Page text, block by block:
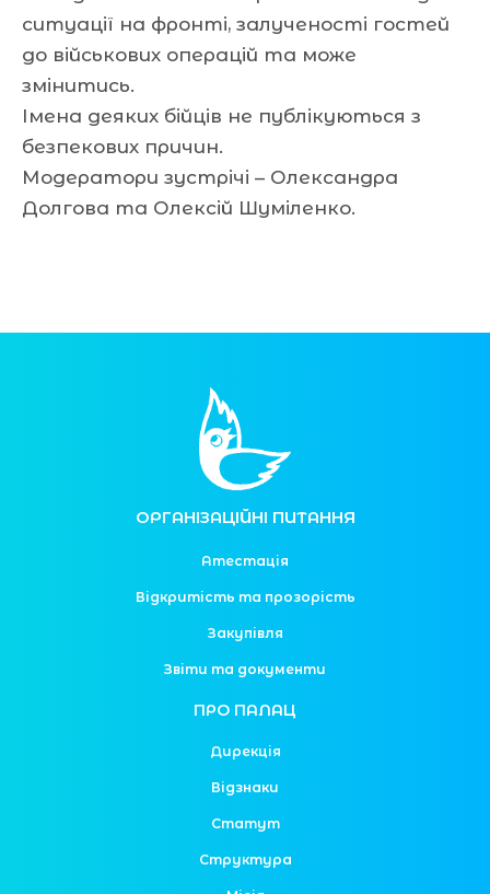
ситуації на фронті, залученості гостей
до військових операцій та може
змінитись.
Імена деяких бійців не публікуються з
безпекових причин.
Модератори зустрічі – Олександра
Долгова та Олексій Шуміленко.
ОРГАНІЗАЦІЙНІ ПИТАННЯ
Атестація
Відкритість та прозорість
Закупівля
Звіти та документи
ПРО ПАЛАЦ
Дирекція
Відзнаки
Статут
Структура